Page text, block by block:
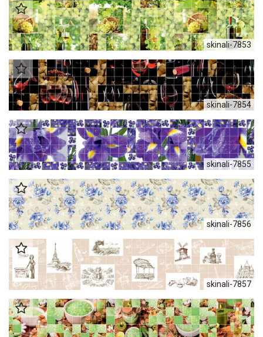
skinali-7853
skinali-7854
skinali-7855
skinali-7856
skinali-7857